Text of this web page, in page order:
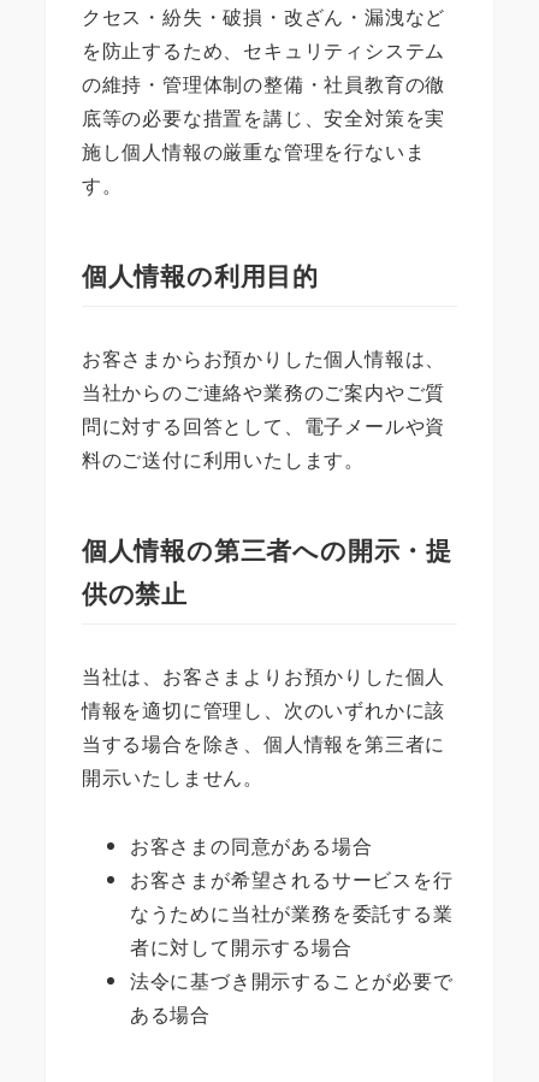
クセス・紛失・破損・改ざん・漏洩など
を防止するため、セキュリティシステム
の維持・管理体制の整備・社員教育の徹
底等の必要な措置を講じ、安全対策を実
施し個人情報の厳重な管理を行ないま
す。
個人情報の利用目的
お客さまからお預かりした個人情報は、
当社からのご連絡や業務のご案内やご質
問に対する回答として、電子メールや資
料のご送付に利用いたします。
個人情報の第三者への開示・提
供の禁止
当社は、お客さまよりお預かりした個人
情報を適切に管理し、次のいずれかに該
当する場合を除き、個人情報を第三者に
開示いたしません。
お客さまの同意がある場合
お客さまが希望されるサービスを行
なうために当社が業務を委託する業
者に対して開示する場合
法令に基づき開示することが必要で
ある場合